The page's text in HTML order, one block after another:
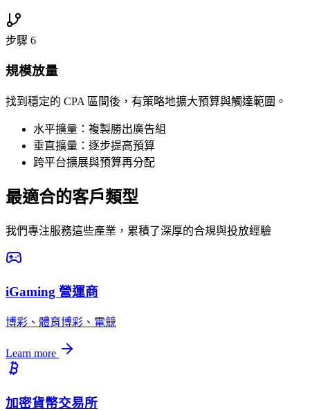
步驟 6
規模放量
找到穩定的 CPA 區間後，有策略地擴大預算與觸達範圍。
水平擴量：複製勝出廣告組
垂直擴量：逐步提高預算
跨平台擴展與預算再分配
最適合的客戶類型
我們專注服務這些產業，累積了深厚的合規與投放經驗
iGaming 營運商
博彩、體育博彩、電競
Learn more
加密貨幣交易所